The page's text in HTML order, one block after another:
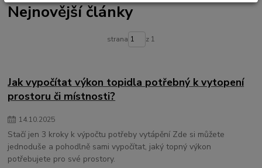
Nejnovější články
strana z 1
Jak vypočítat výkon topidla potřebný k vytopení
prostoru či místnosti?
14.10.2025
Stačí jen 3 kroky k výpočtu potřeby vytápění Zde si můžete
jednoduše a pohodlně sami vypočítat, jaký topný výkon
potřebujete pro své prostory.